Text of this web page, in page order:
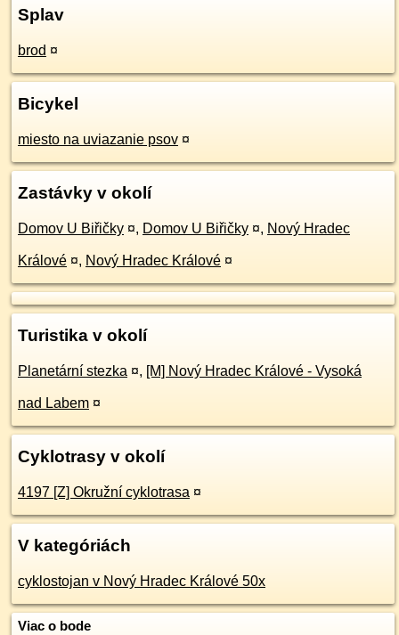
Splav
brod ¤
Bicykel
miesto na uviazanie psov ¤
Zastávky v okolí
Domov U Biřičky ¤, Domov U Biřičky ¤, Nový Hradec
Králové ¤, Nový Hradec Králové ¤
Turistika v okolí
Planetární stezka ¤, [M] Nový Hradec Králové - Vysoká
nad Labem ¤
Cyklotrasy v okolí
4197 [Z] Okružní cyklotrasa ¤
V kategóriách
cyklostojan v Nový Hradec Králové 50x
Viac o bode